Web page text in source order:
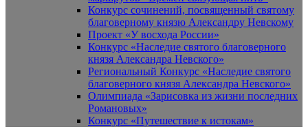
Конкурс сочинений, посвященный святому
благоверному князю Александру Невскому
Проект «У восхода России»
Конкурс «Наследие святого благоверного
князя Александра Невского»
Региональный Конкурс «Наследие святого
благоверного князя Александра Невского»
Олимпиада «Зарисовка из жизни последних
Романовых»
Конкурс «Путешествие к истокам»